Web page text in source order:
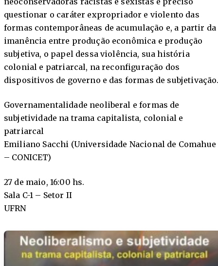
questionar o caráter expropriador e violento das
formas contemporâneas de acumulação e, a partir da
imanência entre produção econômica e produção
subjetiva, o papel dessa violência, sua história
colonial e patriarcal, na reconfiguração dos
dispositivos de governo e das formas de
Governamentalidade neoliberal e formas de
subjetividade na trama capitalista, colonial e
patriarcal
Emiliano Sacchi (Universidade Nacional de Comahue
– CONICET)
27 de maio, 16:00 hs.
Sala C-1 – Setor II
UFRN